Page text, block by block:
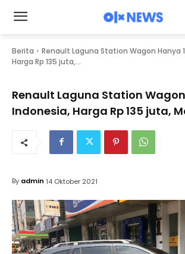
Berita
Renault Laguna Station Wagon Hanya
Harga Rp 135 juta,...
Renault Laguna Station
Indonesia, Harga Rp 135 juta,
By admin 14 Oktober 2021